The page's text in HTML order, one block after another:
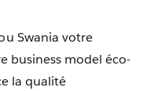
Swania votre
business model éco-
la qualité